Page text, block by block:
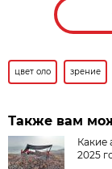
цвет оло зрение
Также вам
Какие
2025